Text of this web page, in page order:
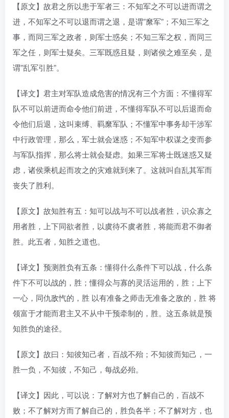
【原文】故君之所以患于军者三：不知军之不可以进而谓之
进，不知军之不可以退而谓之退，是谓”縻军”；不知三军之
事，而同三军之政者，则军士惑矣；不知三军之权，而同三
军之任，则军士疑矣。三军既惑且疑，则诸侯之难至矣，是
谓”乱军引胜”。
【译文】君主对军队造成危害的情况有三个方面：不懂得军
队不可以前进而命令他们前进，不懂得军队不可以后退而命
令他们后退，这叫束缚、羁縻军队；不懂军中事务却干涉军
中行政管理，那么，军士就会迷惑；不知军中权谋之变而参
与军队指挥，那么将士就会疑虑。如果三军将士既迷惑又疑
虑，诸侯乘机起而攻之的灾难就到来了。这就叫自乱其军而
丧失了胜利。
【原文】故知胜有五：知可以战与不可以战者胜，识众寡之
用者胜，上下同欲者胜，以虞待不虞者胜，将能而君不御者
胜。此五者，知胜之道也。
【译文】预测胜负有五条：懂得什么条件下可以战，什么条
件下不可以战的，胜；懂得众与寡的灵活运用的，胜；上下
一心，同仇敌忾的，胜 以有准备之师击无准备之敌的，胜 将
领富于才能而君主又不从中干预牵制的，胜。这五条就是预
知胜负的途径。
【原文】故曰：知彼知己者，百战不殆；不知彼而知己，一
胜一负，不知彼，不知己，每战必殆。
【译文】因此，可以说：了解对方也了解自己的，百战不
败；不了解对方而了解自己的，胜负各半；不了解对方，也